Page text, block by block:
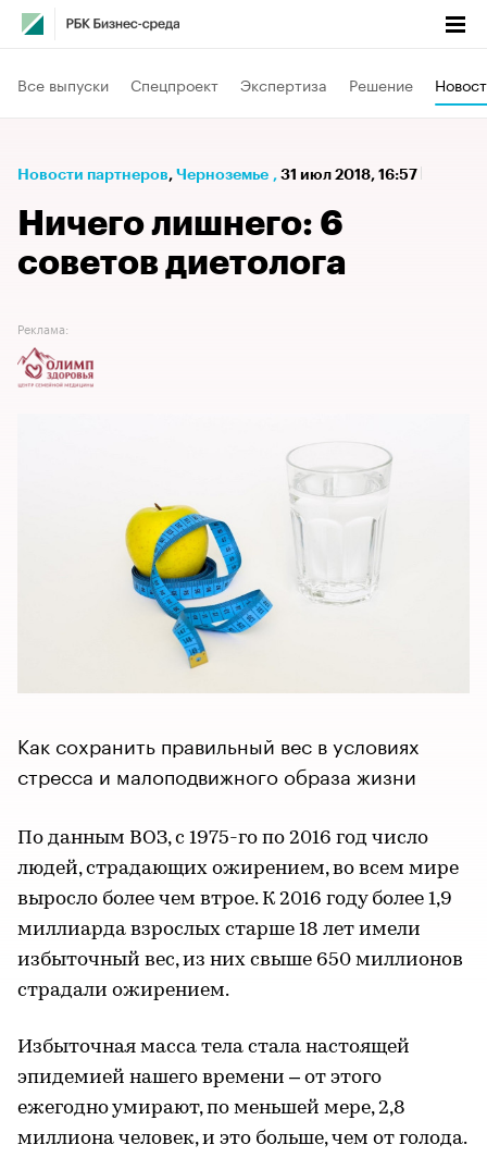
Все выпуски Спецпроект Экспертиза Решение
Новости партнеров⁠, Черноземье , 31 июл 2018, 16:57
Ничего лишнего: 6
советов диетолога
Реклама:
Как сохранить правильный вес в условиях
стресса и малоподвижного образа жизни
По данным ВОЗ, с 1975-го по 2016 год число
людей, страдающих ожирением, во всем мире
выросло более чем втрое. К 2016 году более 1,9
миллиарда взрослых старше 18 лет имели
избыточный вес, из них свыше 650 миллионов
страдали ожирением.
Избыточная масса тела стала настоящей
эпидемией нашего времени – от этого
ежегодно умирают, по меньшей мере, 2,8
миллиона человек, и это больше, чем от голода.